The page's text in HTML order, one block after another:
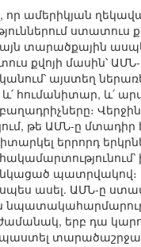
որ ամերիկյան
ստատուս
տարածքային
քվոյի մասին՝ ԱՄՆ-
այստեղ
հումանիտար, և՛
թե ԱՄՆ-ը մտադիր
երրորդ
պատրվակով։
ասել. ԱՄՆ-ը
երբ դա